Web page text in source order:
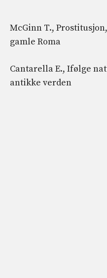
McGinn T.,
gamle Roma
Cantarella E., Ifølge
antikke verden